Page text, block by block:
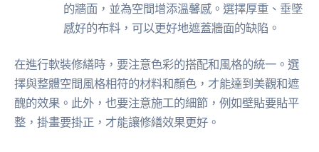
的牆面，並為空間增添溫馨感。選擇厚重、垂墜
感好的布料，可以更好地遮蓋牆面的缺陷。
在進行軟裝修繕時，要注意色彩的搭配和風格的統一。選
擇與整體空間風格相符的材料和顏色，才能達到美觀和遮
醜的效果。此外，也要注意施工的細節，例如壁貼要貼平
整，掛畫要掛正，才能讓修繕效果更好。